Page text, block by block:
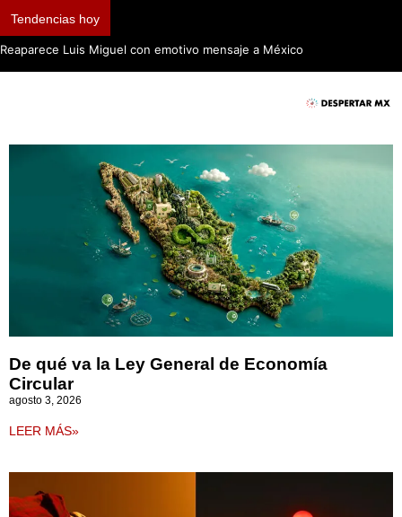
Tendencias hoy
Reaparece Luis Miguel con emotivo mensaje a México
De qué va la Ley General de Economía
Circular
agosto 3, 2026
LEER MÁS»